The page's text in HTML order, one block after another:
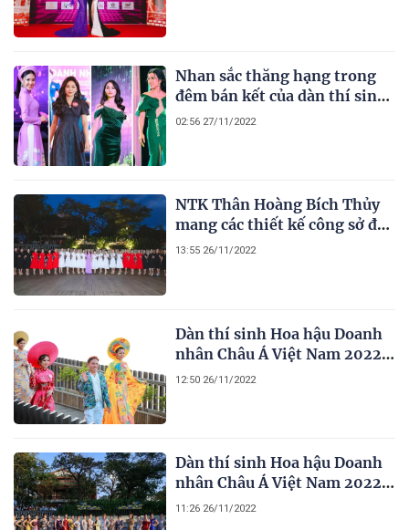
Nhan sắc thăng hạng trong
đêm bán kết của dàn thí sinh
Hoa hậu Doanh nhân Châu Á
02:56 27/11/2022
NTK Thân Hoàng Bích Thủy
mang các thiết kế công sở đầy
thanh lịch đến với Hoa hậu
13:55 26/11/2022
Dàn thí sinh Hoa hậu Doanh
nhân Châu Á Việt Nam 2022
trình diễn áo dài của NTK
12:50 26/11/2022
Dàn thí sinh Hoa hậu Doanh
nhân Châu Á Việt Nam 2022
trình diễn trang phục dạ hội
11:26 26/11/2022